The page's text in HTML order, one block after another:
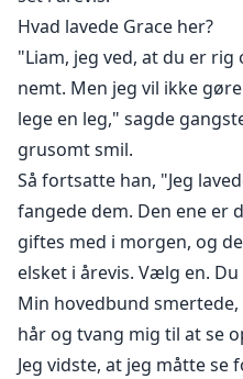
Hvad lavede Grace her?
"Liam, jeg ved, at du er
nemt. Men jeg vil ikke
lege en leg," sagde
grusomt smil.
Så fortsatte han, "Jeg
fangede dem. Den ene er
giftes med i morgen, og
elsket i årevis. Vælg en.
Min hovedbund
hår og tvang mig til at se
Jeg vidste, at jeg måtte